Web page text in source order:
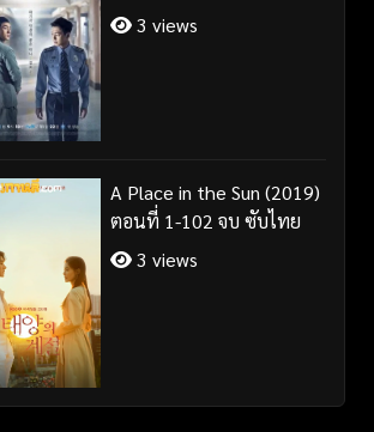
3 views
A Place in the Sun (2019)
ตอนที่ 1-102 จบ ซับไทย
3 views